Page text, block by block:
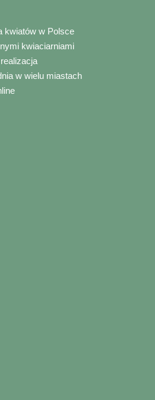
kwiatów w Polsce
kwiaciarniami
w wielu miastach